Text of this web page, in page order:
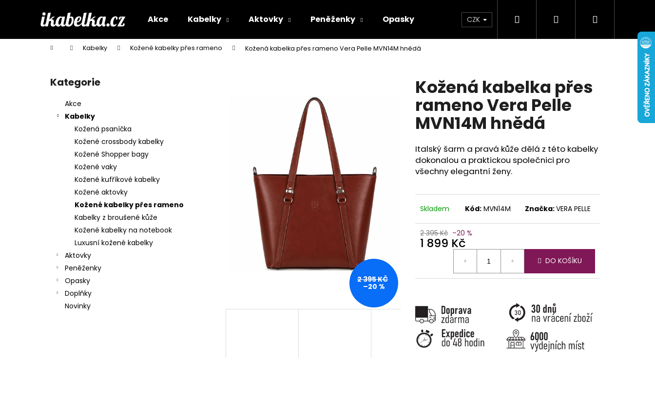
Akce Kabelky Aktovky Peněženky Opasky Doplňky Novinky
CZK Hledat PřihlášeníNákupní
Domů Kabelky Kožené kabelky přes rameno Kožená kabelka přes rameno Vera Pelle MVN14M hnědá
Přeskočit
kategorie
Kategorie
Akce
Kabelky
Kožená psaníčka
Kožené crossbody kabelky
Kožené Shopper bagy
Kožené vaky
Kožené kufříkové kabelky
Kožené aktovky
Kožené kabelky přes rameno
Kabelky z broušené kůže
Kožené kabelky na notebook
Luxusní kožené kabelky
Aktovky
Peněženky
Opasky
Doplňky
Novinky
Kožená kabelka přes
rameno Vera Pelle
MVN14M hnědá
Italský šarm a pravá kůže dělá z této kabelky
dokonalou a praktickou společnici pro
všechny elegantní ženy.
Skladem Kód: MVN14M Značka:VERA PELLE
2 395 Kč –20 %
1 899 Kč
DO KOŠÍKU
2 395 KČ
–20 %
í
Zpět
do
Zpět
do
Co potřebujete najít?
Doporučujeme